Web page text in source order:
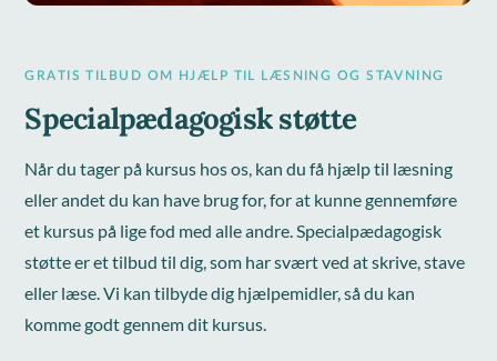
GRATIS TILBUD OM HJÆLP TIL LÆSNING OG STAVNING
Specialpædagogisk støtte
Når du tager på kursus hos os, kan du få hjælp til læsning
eller andet du kan have brug for, for at kunne gennemføre
et kursus på lige fod med alle andre. Specialpædagogisk
støtte er et tilbud til dig, som har svært ved at skrive, stave
eller læse. Vi kan tilbyde dig hjælpemidler, så du kan
komme godt gennem dit kursus.